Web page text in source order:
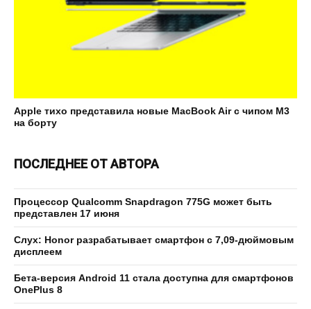
Apple тихо представила новые MacBook Air с чипом M3
на борту
ПОСЛЕДНЕЕ ОТ АВТОРА
Процессор Qualcomm Snapdragon 775G может быть
представлен 17 июня
Слух: Honor разрабатывает смартфон с 7,09-дюймовым
дисплеем
Бета-версия Android 11 стала доступна для смартфонов
OnePlus 8